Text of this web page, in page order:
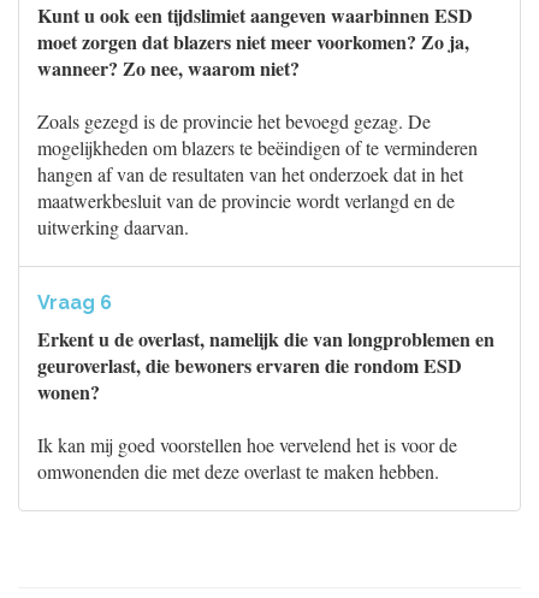
Kunt u ook een tijdslimiet aangeven waarbinnen ESD
moet zorgen dat blazers niet meer voorkomen? Zo ja,
wanneer? Zo nee, waarom niet?
Zoals gezegd is de provincie het bevoegd gezag. De
mogelijkheden om blazers te beëindigen of te verminderen
hangen af van de resultaten van het onderzoek dat in het
maatwerkbesluit van de provincie wordt verlangd en de
uitwerking daarvan.
Vraag 6
Erkent u de overlast, namelijk die van longproblemen en
geuroverlast, die bewoners ervaren die rondom ESD
wonen?
Ik kan mij goed voorstellen hoe vervelend het is voor de
omwonenden die met deze overlast te maken hebben.